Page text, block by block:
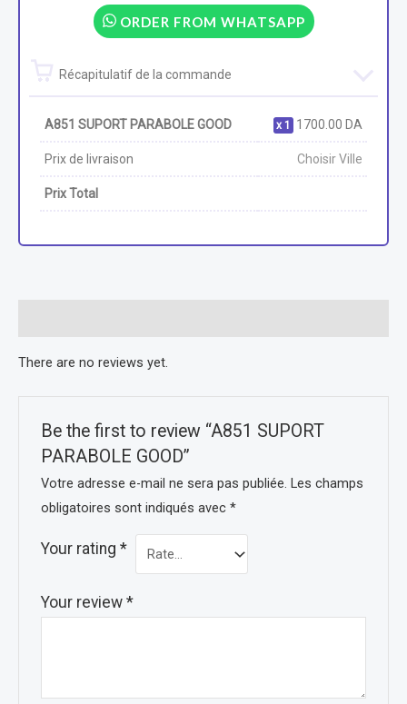
ORDER FROM WHATSAPP
Récapitulatif de la commande
A851 SUPORT PARABOLE GOOD 1 1700.00 DA
Prix de livraison Choisir Ville
Prix Total
There are no reviews yet.
Be the first to review “A851 SUPORT
PARABOLE GOOD”
Votre adresse e-mail ne sera pas publiée. Les champs
obligatoires sont indiqués avec*
Your rating*
Your review*